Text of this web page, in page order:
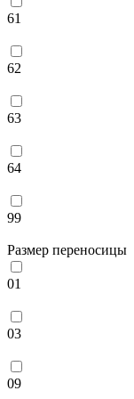
61
62
63
64
99
Размер переносицы
01
03
09